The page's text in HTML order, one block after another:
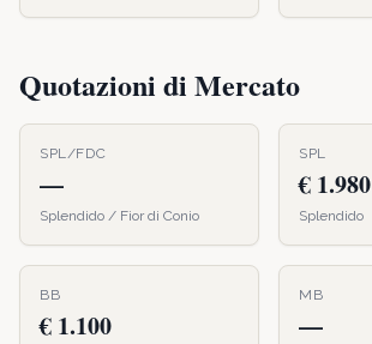
Quotazioni di Mercato
SPL/FDC
—
Splendido / Fior di Conio
SPL
€ 1.980
Splendido
BB
€ 1.100
MB
—